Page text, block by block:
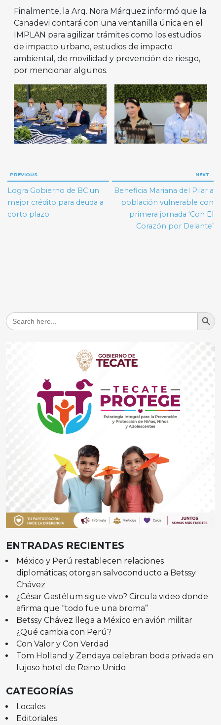
Finalmente, la Arq. Nora Márquez informó que la
Canadevi contará con una ventanilla única en el
IMPLAN para agilizar trámites como los estudios
de impacto urbano, estudios de impacto
ambiental, de movilidad y prevención de riesgo,
por mencionar algunos.
Navegación
de
entradas
PREVIOUS:
Logra Gobierno de BC un
mejor crédito para deuda a
corto plazo.
NEXT:
Beneficia Mariana del Pilar a
población vulnerable con
primera jornada ‘Con El
Corazón por Delante’
Search
for:
Search
ENTRADAS RECIENTES
México y Perú restablecen relaciones
diplomáticas; otorgan salvoconducto a Betssy
Chávez
¿César Gastélum sigue vivo? Circula video donde
afirma que “todo fue una broma”
Betssy Chávez llega a México en avión militar
¿Qué cambia con Perú?
Con Valor y Con Verdad
Tom Holland y Zendaya celebran boda privada en
lujoso hotel de Reino Unido
CATEGORÍAS
Locales
Editoriales